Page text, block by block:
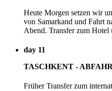
Heute Morgen setzen wir
von Samarkand und Fahrt
Abend. Transfer zum
day 11
TASCHKENT -
Früher Transfer zum